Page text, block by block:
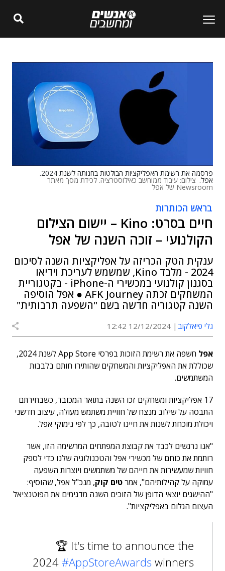
פרסמה את רשימת האפליקציות הבולטות בחנותה לשנת 2024.
אפל. צילום: עיבוד ממוחשב כאילוסטרציה. לכידת מסך מאתר
Newsroom של אפל
בראש הכותרות
חיים בסרט: Kino – יישום הצילום
הקולנועי – זוכה השנה של אפל
ענקית הטק הכריזה על אפליקציות השנה לסיכום
2024 - מלבד Kino, שמשמש לעריכת וידיאו
בסגנון קולנועי במכשירי ה-iPhone - בקטגוריית
המשחקים זכתה AFK Journey ● אפל הוסיפה
השנה קטגוריה חדשה בשם "השפעה תרבותית"
גלי פיאלקוב 12/12/2024 12:42
אפל
חשפה את רשימת הזוכות בפרסי App Store לשנת 2024,
שכוללת את האפליקציות והמשחקים שהותירו חותם בלבבות
המשתמשים.
17 אפליקציות ומשחקים זכו השנה בתואר המכובד, כשבחירתם
התבסה על שילוב מנצח של חוויית משתמש מעולה, עיצוב חדשני
ויכולת מוכחת לשנות את חיינו לטובה, כך לפי נימוקי אפל.
"אנו נרגשים לכבד את קבוצת המפתחים המרשימה הזו, אשר
רותמת את כוחם של מכשירי אפל והטכנולוגיה שלנו כדי לספק
חוויות שמעשירות את חייהם של משתמשים ויוצרות השפעה
עמוקה על קהילותיהם", אמרטים קוק, מנכ"ל אפל, שהוסיף:
"ההישגים יוצאי הדופן של הזוכים השנה מדגימים את הפוטנציאל
העצום הגלום באפליקציות".
🏆 It's time to announce the
2024 #AppStoreAwards winners